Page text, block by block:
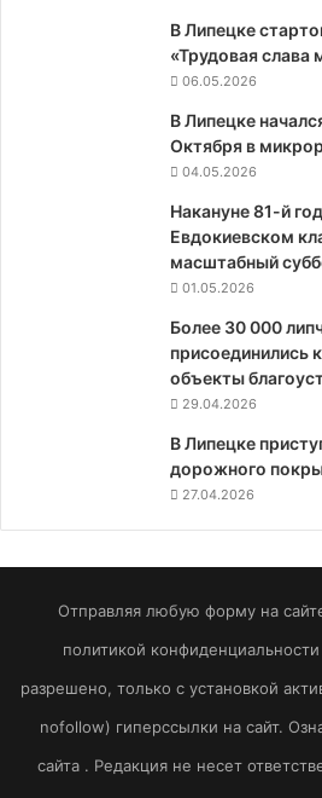
В Липецке
«Трудовая
06.05.2026
В Липецке
Октября в
04.05.2026
Накануне 81-й
Евдокиевском
масштабный
01.05.2026
Более 30 000
присоединились
объекты
29.04.2026
В Липецке
дорожного
27.04.2026
Отправляя любую форму на
политикой
разрешено, только с установкой
nofollow) гиперссылки на сайт.
сайта . Редакция не несет